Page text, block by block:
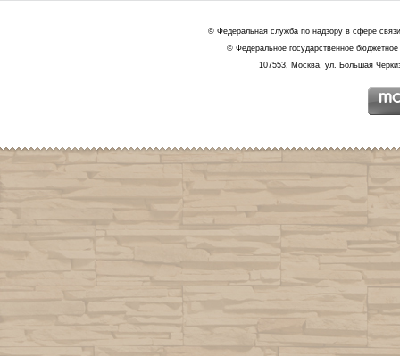
© Федеральная служба по надзору в сфере
© Федеральное государственное
107553, Москва, ул. Большая